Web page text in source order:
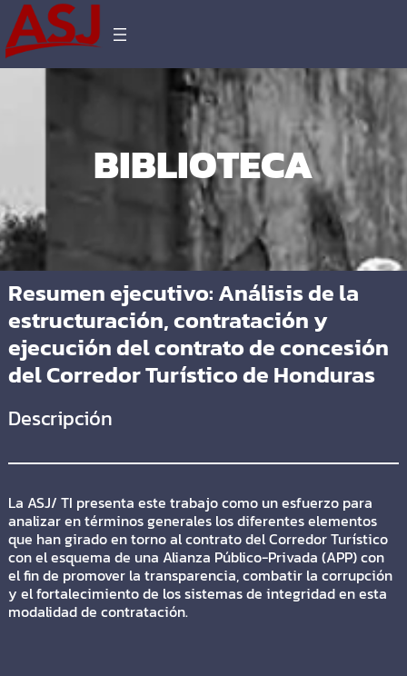
BIBLIOTECA
Resumen ejecutivo: Análisis de la
estructuración, contratación y
ejecución del contrato de concesión
del Corredor Turístico de Honduras
Descripción
La ASJ/ TI presenta este trabajo como un esfuerzo para
analizar en términos generales los diferentes elementos
que han girado en torno al contrato del Corredor Turístico
con el esquema de una Alianza Público-Privada (APP) con
el fin de promover la transparencia, combatir la corrupción
y el fortalecimiento de los sistemas de integridad en esta
modalidad de contratación.